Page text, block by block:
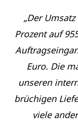
„Der
Prozent auf
Euro. Die
unseren
brüchigen
viele